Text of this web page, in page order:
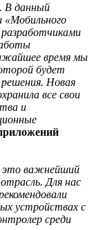
В данный
«Мобильного
время мы
будет
Новая
все свои
и
это важнейший
Для нас
устройствах с
среди